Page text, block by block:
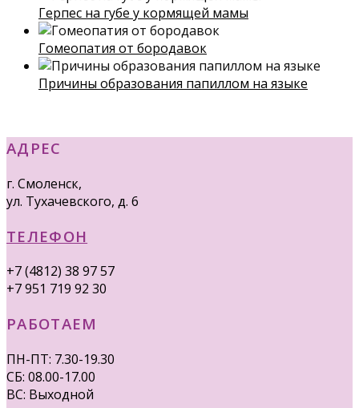
Герпес на губе у кормящей мамы
Гомеопатия от бородавок
Причины образования папиллом на языке
АДРЕС
г. Смоленск,
ул. Тухачевского, д. 6
ТЕЛЕФОН
+7 (4812) 38 97 57
+7 951 719 92 30
РАБОТАЕМ
ПН-ПТ: 7.30-19.30
СБ: 08.00-17.00
ВС: Выходной